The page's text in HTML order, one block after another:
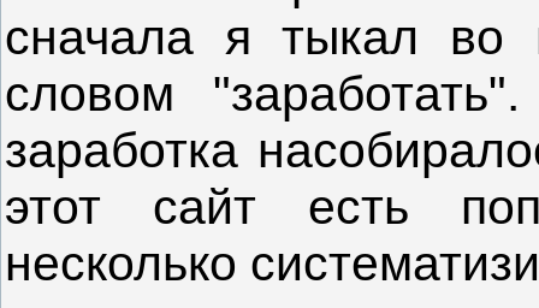
сначала я тыкал во
словом
заработка
этот сайт есть
несколько